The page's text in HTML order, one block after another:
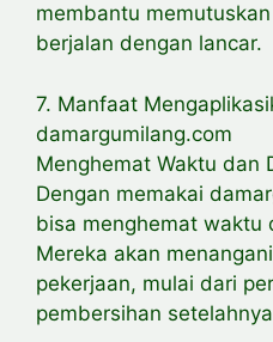
membantu
berjalan dengan lancar.
7. Manfaat
damargumilang.com
Menghemat Waktu dan
Dengan memakai
bisa menghemat waktu
Mereka akan
pekerjaan, mulai dari
pembersihan